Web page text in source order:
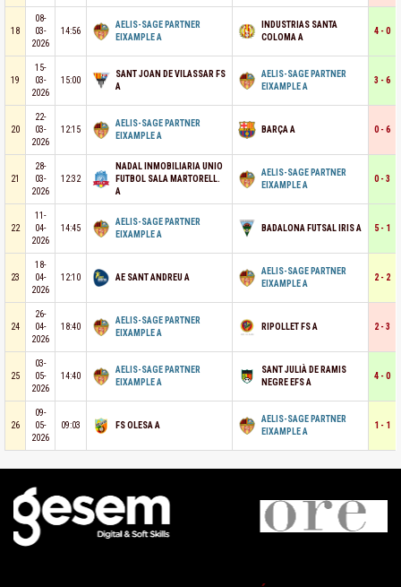
18
08-
03-
2026
14:56
AELIS-SAGE PARTNER
EIXAMPLE A
INDUSTRIAS SANTA
COLOMA A
4 - 0
19
15-
03-
2026
15:00
SANT JOAN DE VILASSAR FS
A
AELIS-SAGE PARTNER
EIXAMPLE A
3 - 6
20
22-
03-
2026
12:15
AELIS-SAGE PARTNER
EIXAMPLE A
BARÇA A 0 - 6
21
28-
03-
2026
12:32
NADAL INMOBILIARIA UNIO
FUTBOL SALA MARTORELL.
A
AELIS-SAGE PARTNER
EIXAMPLE A
0 - 3
22
11-
04-
2026
14:45
AELIS-SAGE PARTNER
EIXAMPLE A
BADALONA FUTSAL IRIS A 5 - 1
23
18-
04-
2026
12:10 AE SANT ANDREU A
AELIS-SAGE PARTNER
EIXAMPLE A
2 - 2
24
26-
04-
2026
18:40
AELIS-SAGE PARTNER
EIXAMPLE A
RIPOLLET FS A 2 - 3
25
03-
05-
2026
14:40
AELIS-SAGE PARTNER
EIXAMPLE A
SANT JULIÀ DE RAMIS
NEGRE EFS A
4 - 0
26
09-
05-
2026
09:03 FS OLESA A
AELIS-SAGE PARTNER
EIXAMPLE A
1 - 1